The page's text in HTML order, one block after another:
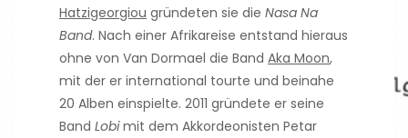
Hatzigeorgiou gründeten sie die Nasa Na
Band. Nach einer Afrikareise entstand hieraus
ohne von Van Dormael die Band Aka Moon,
mit der er international tourte und beinahe
20 Alben einspielte. 2011 gründete er seine
Band Lobimit dem Akkordeonisten Petar